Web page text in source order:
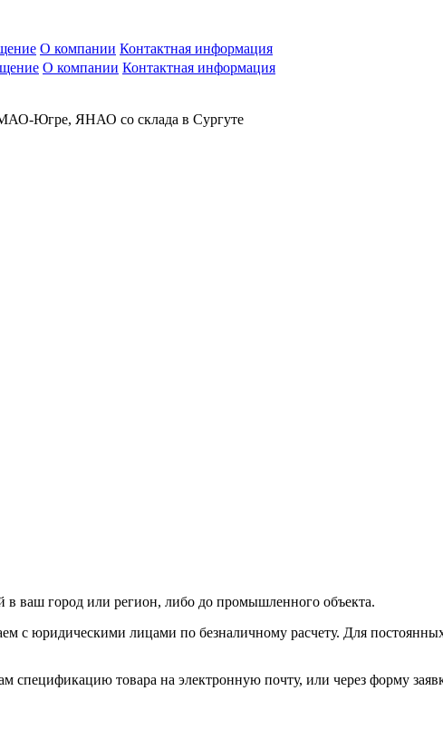
О компании Контактная информация
О компании Контактная информация
Югре, ЯНАО со склада в Сургуте
ваш город или регион, либо до промышленного объекта.
с юридическими лицами по безналичному расчету. Для
товара на электронную почту, или через форму